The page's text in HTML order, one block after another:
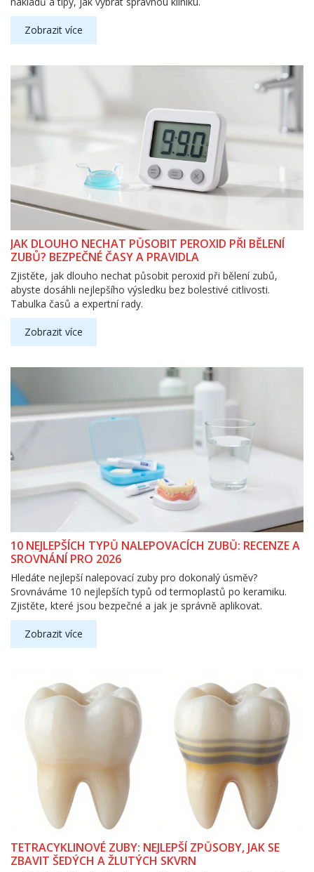
Zobrazit více
JAK DLOUHO NECHAT PŮSOBIT PEROXID PŘI BĚLENÍ
ZUBŮ? BEZPEČNÉ ČASY A PRAVIDLA
Zjistěte, jak dlouho nechat působit peroxid při bělení zubů,
abyste dosáhli nejlepšího výsledku bez bolestivé citlivosti.
Tabulka časů a expertní rady.
Zobrazit více
10 NEJLEPŠÍCH TYPŮ NALEPOVACÍCH ZUBŮ: RECENZE A
SROVNÁNÍ PRO 2026
Hledáte nejlepší nalepovací zuby pro dokonalý úsměv?
Srovnáváme 10 nejlepších typů od termoplastů po keramiku.
Zjistěte, které jsou bezpečné a jak je správně aplikovat.
Zobrazit více
TETRACYKLINOVÉ ZUBY: NEJLEPŠÍ ZPŮSOBY, JAK SE
ZBAVIT ŠEDÝCH A ŽLUTÝCH SKVRN